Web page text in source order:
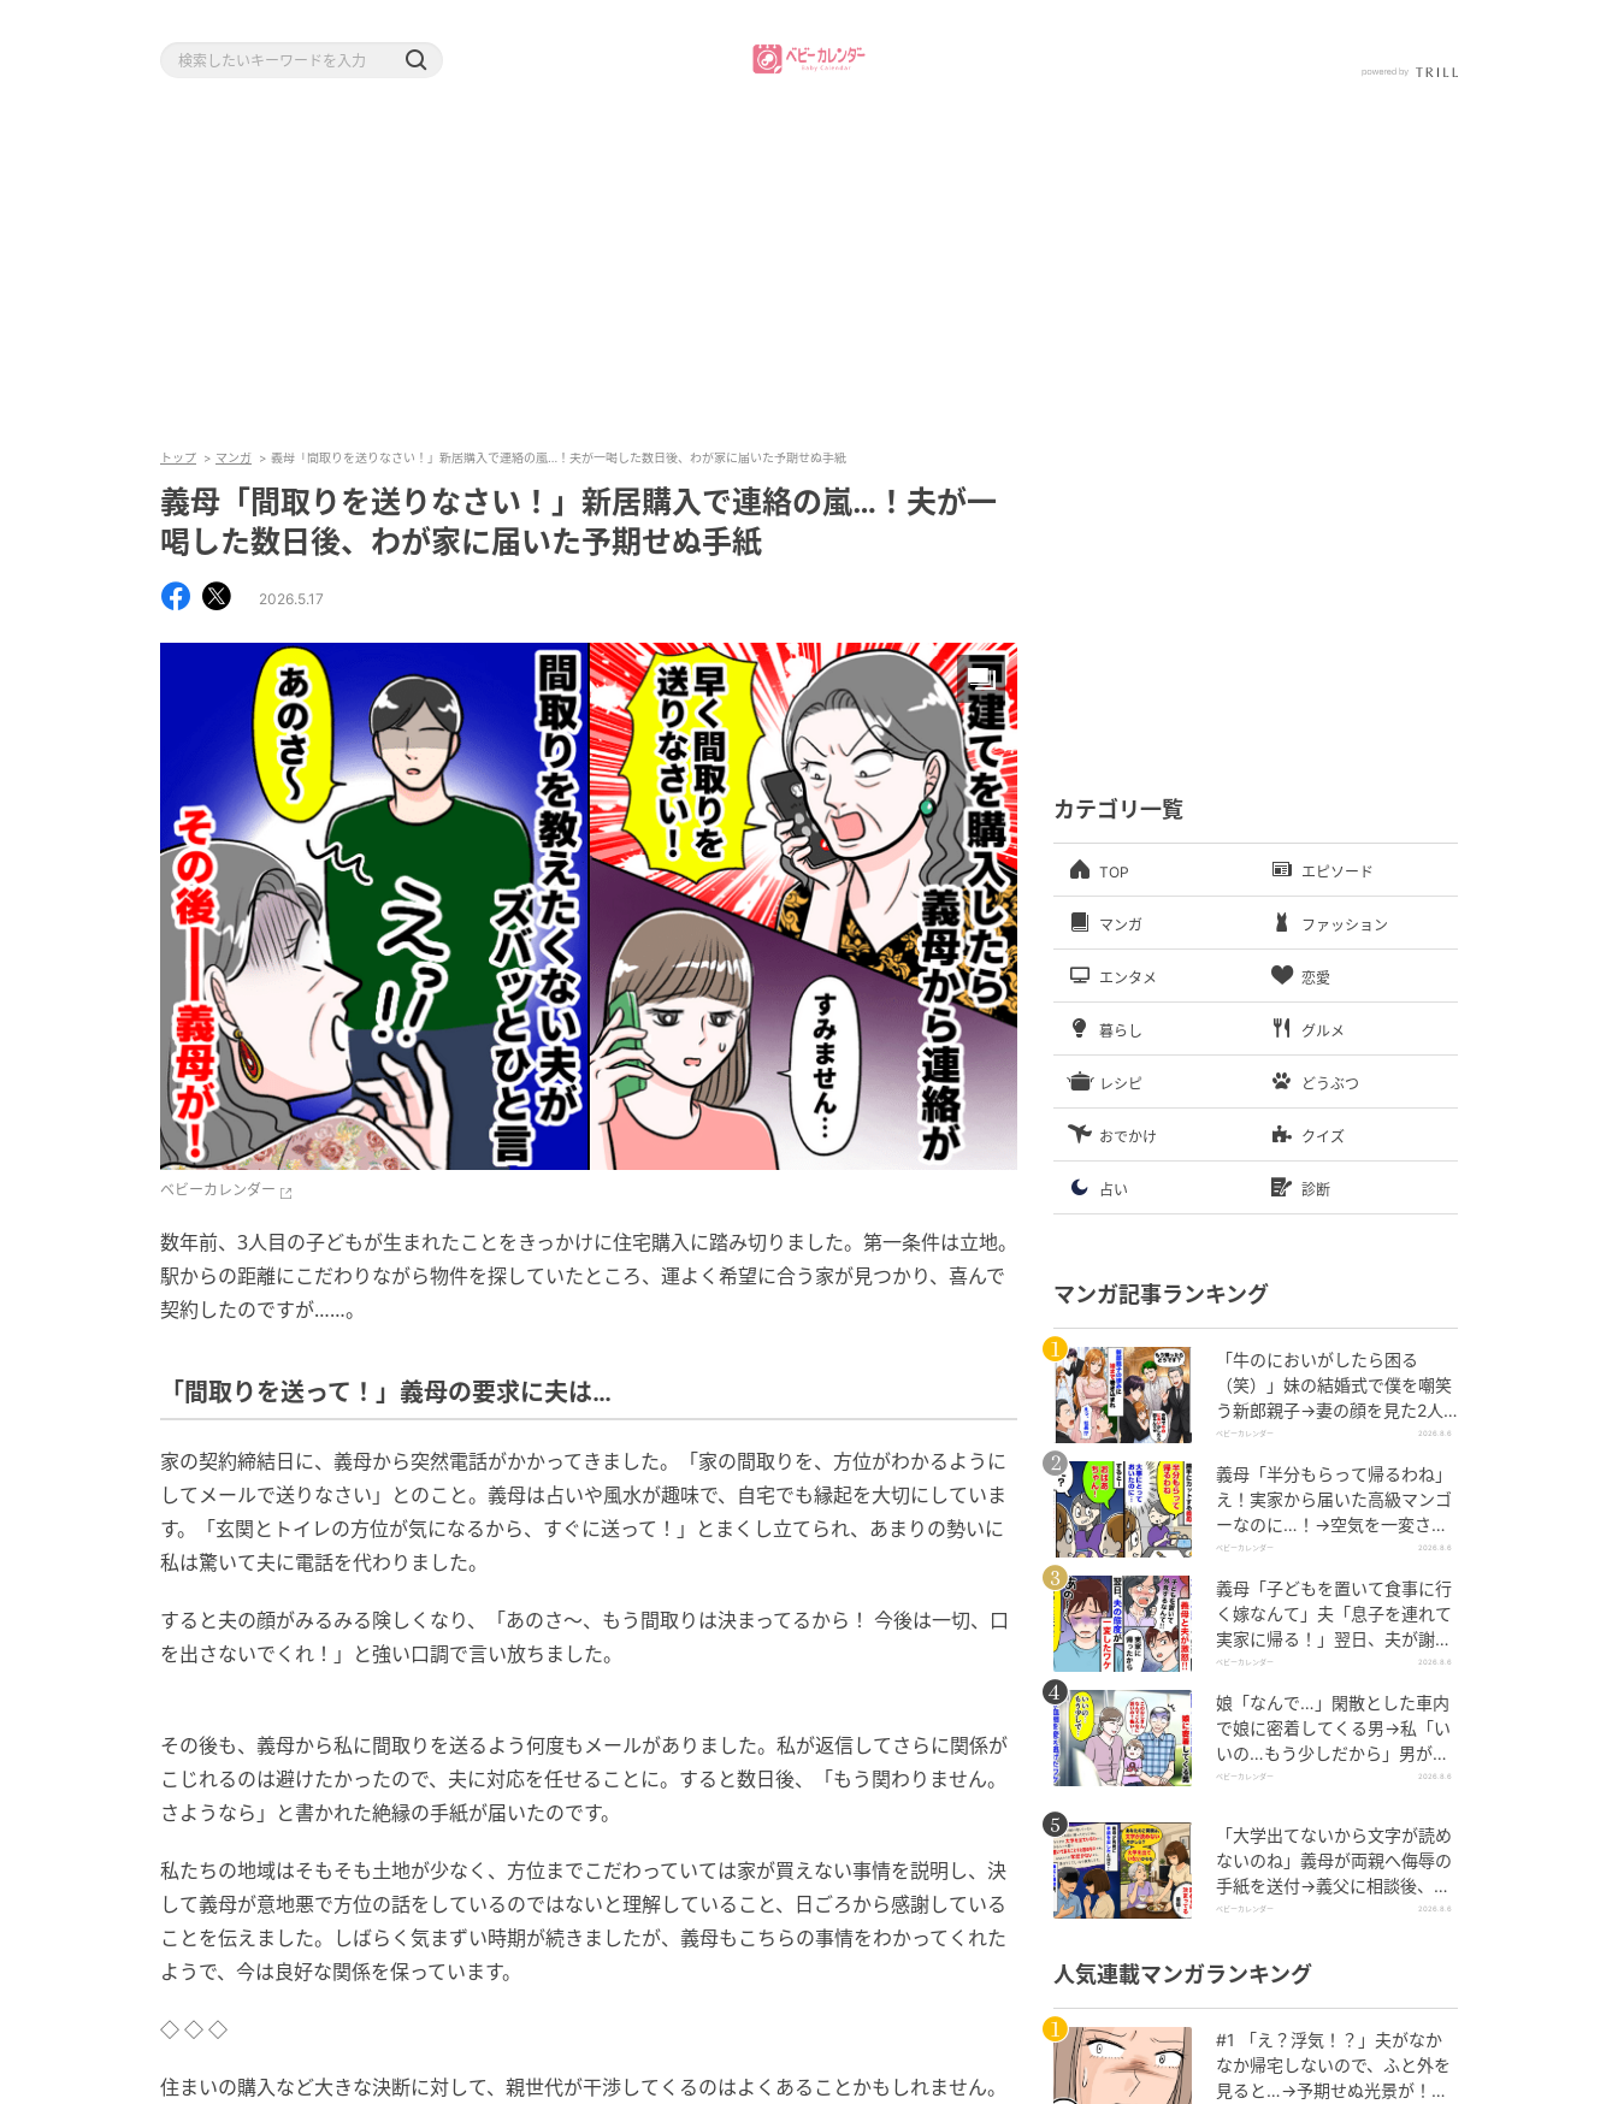
トップ マンガ 義母「間取りを送りなさい！」新居購入で連絡の嵐…！夫が一喝した数日後、わが家に届いた予期せぬ手紙
義母「間取りを送りなさい！」新居購入で連絡の嵐…！夫が一
喝した数日後、わが家に届いた予期せぬ手紙
2026.5.17
ベビーカレンダー
数年前、3人目の子どもが生まれたことをきっかけに住宅購入に踏み切りました。第一条件は立地。
駅からの距離にこだわりながら物件を探していたところ、運よく希望に合う家が見つかり、喜んで
契約したのですが……。
「間取りを送って！」義母の要求に夫は…
家の契約締結日に、義母から突然電話がかかってきました。「家の間取りを、方位がわかるように
してメールで送りなさい」とのこと。義母は占いや風水が趣味で、自宅でも縁起を大切にしていま
す。「玄関とトイレの方位が気になるから、すぐに送って！」とまくし立てられ、あまりの勢いに
私は驚いて夫に電話を代わりました。
すると夫の顔がみるみる険しくなり、「あのさ〜、もう間取りは決まってるから！ 今後は一切、口
を出さないでくれ！」と強い口調で言い放ちました。
その後も、義母から私に間取りを送るよう何度もメールがありました。私が返信してさらに関係が
こじれるのは避けたかったので、夫に対応を任せることに。すると数日後、「もう関わりません。
さようなら」と書かれた絶縁の手紙が届いたのです。
私たちの地域はそもそも土地が少なく、方位までこだわっていては家が買えない事情を説明し、決
して義母が意地悪で方位の話をしているのではないと理解していること、日ごろから感謝している
ことを伝えました。しばらく気まずい時期が続きましたが、義母もこちらの事情をわかってくれた
ようで、今は良好な関係を保っています。
◇ ◇ ◇
住まいの購入など大きな決断に対して、親世代が干渉してくるのはよくあることかもしれません。
カテゴリ一覧
TOP エピソード
マンガ ファッション
エンタメ 恋愛
暮らし グルメ
レシピ どうぶつ
おでかけ クイズ
占い 診断
マンガ記事ランキング
「牛のにおいがしたら困る
（笑）」妹の結婚式で僕を嘲笑
う新郎親子→妻の顔を見た2人
が絶句したワケ
ベビーカレンダー 2026.8.6
義母「半分もらって帰るわね」
え！実家から届いた高級マンゴ
ーなのに…！→空気を一変させ
た4歳娘の痛快な一言とは
ベビーカレンダー 2026.8.6
義母「子どもを置いて食事に行
く嫁なんて」夫「息子を連れて
実家に帰る！」翌日、夫が謝罪
してきたワケ
ベビーカレンダー 2026.8.6
娘「なんで…」閑散とした車内
で娘に密着してくる男→私「い
いの…もう少しだから」男が血
相を変え逃げたワケ
ベビーカレンダー 2026.8.6
「大学出てないから文字が読め
ないのね」義母が両親へ侮辱の
手紙を送付→義父に相談後、訪
れた末路とは
ベビーカレンダー 2026.8.6
人気連載マンガランキング
#1 「え？浮気！？」夫がなか
なか帰宅しないので、ふと外を
見ると…→予期せぬ光景が！｜